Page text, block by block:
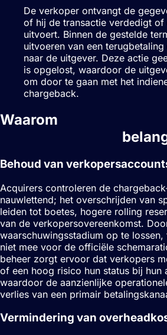
De verkoper ontvangt de
of hij de transactie verdedigt of
uitvoert. Binnen de gestelde
uitvoeren van een
naar de uitgever. Deze actie
is opgelost, waardoor de
om door te gaan met het
chargeback.
Waarom
Behoud van
Acquirers controleren de
nauwlettend; het overschrijden van
leiden tot boetes, hogere rolling
van de verkopersovereenkomst.
waarschuwingsstadium op te
niet mee voor de officiële
beheer zorgt ervoor dat verkopers
of een hoog risico hun status bij hun
waardoor de aanzienlijke
verlies van een primair
Vermindering van